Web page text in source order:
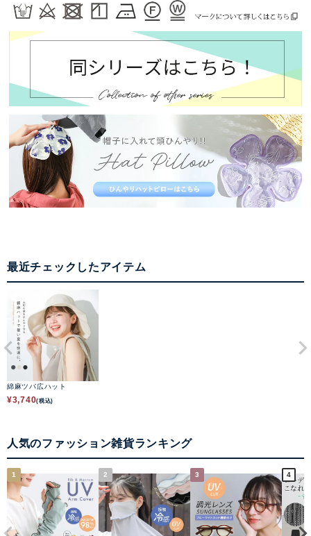
最近チェックしたアイテム
綿麻ツバ広ハット
¥3,740(税込)
人気のファッション雑貨ランキング
1 2 3 4